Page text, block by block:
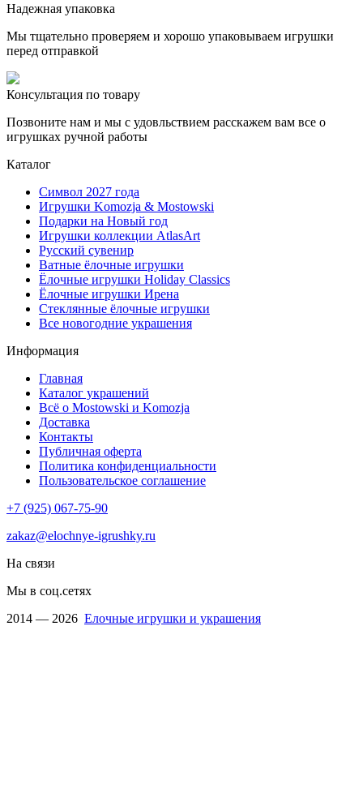
Надежная упаковка
Мы тщательно проверяем и хорошо упаковываем игрушки
перед отправкой
Консультация по товару
Позвоните нам и мы с удовльствием расскажем вам все о
игрушках ручной работы
Каталог
Символ 2027 года
Игрушки Komozja & Mostowski
Подарки на Новый год
Игрушки коллекции AtlasArt
Русский сувенир
Ватные ёлочные игрушки
Ёлочные игрушки Holiday Classics
Ëлочные игрушки Ирена
Стеклянные ёлочные игрушки
Все новогодние украшения
Информация
Главная
Каталог украшений
Всё о Mostowski и Komozja
Доставка
Контакты
Публичная оферта
Политика конфиденциальности
Пользовательское соглашение
+7 (925) 067-75-90
zakaz@elochnye-igrushky.ru
На связи
Мы в соц.сетях
2014 — 2026 Елочные игрушки и украшения